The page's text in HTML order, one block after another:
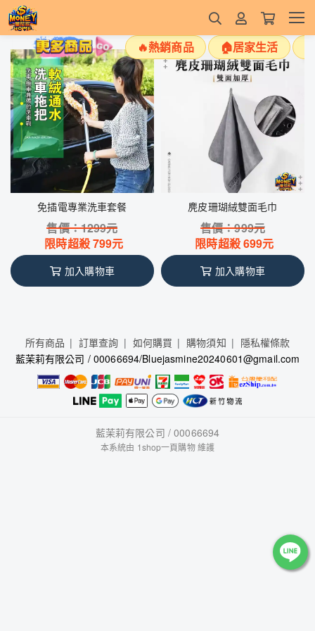
🔥熱銷商品 🏠居家生活
免插電專業洗車套餐
售價：1299元
限時超殺799元
加入購物車
麂皮珊瑚絨雙面毛巾
售價：999元
限時超殺699元
加入購物車
所有商品 訂單查詢 如何購買 購物須知
隱私權條款
藍茉莉有限公司 / 00066694/Bluejasmine20240601@gmail.com
藍茉莉有限公司 / 00066694
本系統由 1shop一頁購物維護